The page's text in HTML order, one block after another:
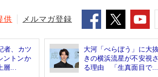
供 メルマガ登録
者、カツ
ントンか
...
大河「べらぼう」に大
きの横浜流星が不安視
る理由 「生真面目で...